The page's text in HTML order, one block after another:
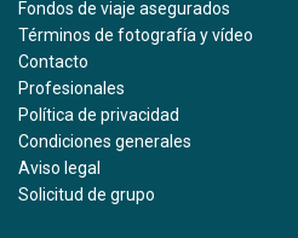
Fondos de viaje asegurados
Términos de fotografía y vídeo
Contacto
Profesionales
Política de privacidad
Condiciones generales
Aviso legal
Solicitud de grupo